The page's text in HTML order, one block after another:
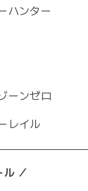
ハンター
ーンゼロ
レイル
ル ／